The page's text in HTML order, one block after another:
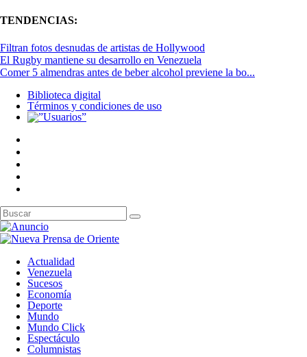
TENDENCIAS:
Filtran fotos desnudas de artistas de Hollywood
El Rugby mantiene su desarrollo en Venezuela
Comer 5 almendras antes de beber alcohol previene la bo...
Biblioteca digital
Términos y condiciones de uso
Actualidad
Venezuela
Sucesos
Economía
Deporte
Mundo
Mundo Click
Espectáculo
Columnistas